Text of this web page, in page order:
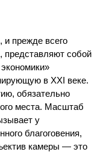
и прежде всего
представляют собой
в XXI веке.
обязательно
места. Масштаб
у
благоговения,
камеры — это